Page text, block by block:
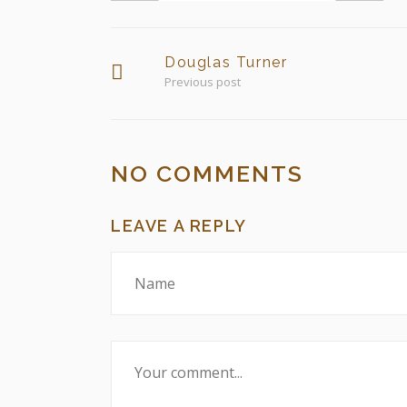
Douglas Turner
Previous post
NO COMMENTS
LEAVE A REPLY